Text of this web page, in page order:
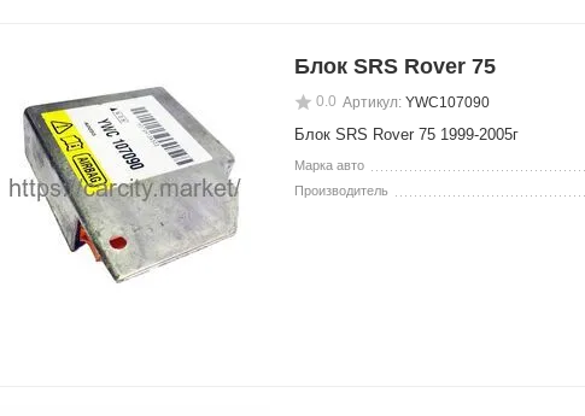
Блок SRS Rover 75
0.0 Артикул: YWC107090
Блок SRS Rover 75 1999-2005г
Марка авто
Производитель